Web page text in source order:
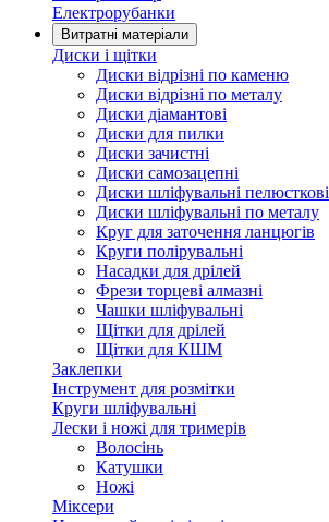
Електрорубанки
Витратні матеріали
Диски і щітки
Диски відрізні по каменю
Диски відрізні по металу
Диски діамантові
Диски для пилки
Диски зачистні
Диски самозацепні
Диски шліфувальні пелюсткові
Диски шліфувальні по металу
Круг для заточення ланцюгів
Круги полірувальні
Насадки для дрілей
Фрези торцеві алмазні
Чашки шліфувальні
Щітки для дрілей
Щітки для КШМ
Заклепки
Інструмент для розмітки
Круги шліфувальні
Лески і ножі для тримерів
Волосінь
Катушки
Ножі
Міксери